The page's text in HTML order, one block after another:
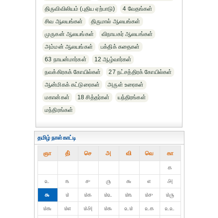
திருவிவிலியம் (புதிய ஏற்பாடு)
4 வேதங்கள்
சிவ ஆலயங்கள்
திருமால் ஆலயங்கள்
முருகன் ஆலயங்கள்
விநாயகர் ஆலயங்கள்
அம்மன் ஆலயங்கள்
பக்திக் கதைகள்
63 நாயன்மார்கள்
12 ஆழ்வார்கள்
நவக்கிரகக் கோயில்கள்
27 நட்சத்திரக் கோயில்கள்
ஆன்மிகக் கட்டுரைகள்
அருள் உரைகள்
மகான்கள்
18 சித்தர்கள்
யந்திரங்கள்
மந்திரங்கள்
தமிழ் நாள்காட்டி
ஞா தி் செ அ வி வெ கா
௧
௨
௩ ௪ ௫ ௬ ௭
௮
௯
௰ ௰௧ ௰௨ ௰௩ ௰௪
௰௫
௰௬
௰௭ ௰௮ ௰௯ ௨௰ ௨௧
௨௨